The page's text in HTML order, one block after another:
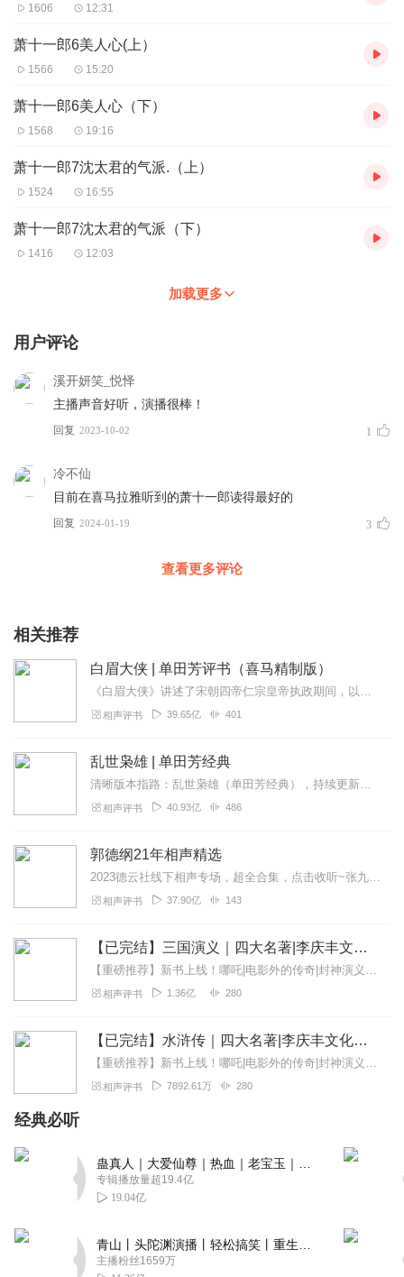
1606 12:31
萧十一郎6美人心(上）
1566 15:20
萧十一郎6美人心（下）
1568 19:16
萧十一郎7沈太君的气派.（上）
1524 16:55
萧十一郎7沈太君的气派（下）
1416 12:03
加载更多
用户评论
溪开妍笑_悦怿
主播声音好听，演播很棒！
回复 2023-10-02 1
冷不仙
目前在喜马拉雅听到的萧十一郎读得最好的
回复 2024-01-19 3
查看更多评论
相关推荐
白眉大侠 | 单田芳评书（喜马精制版）
《白眉大侠》讲述了宋朝四帝仁宗皇帝执政期间，以徐良、白云瑞为书胆，包括七侠、大五义、小五义、小七杰等众开封府校尉，在八王赵德芳、包拯、颜查散等清官的支持下，为保...
相声评书 39.65亿 401
乱世枭雄 | 单田芳经典
清晰版本指路：乱世枭雄（单田芳经典），持续更新中《乱世枭雄》讲的是东北王张作霖和其子少帅张学良的传奇故事，是著名评书艺术家单田芳先生根据大量的历史材料和广为流传...
相声评书 40.93亿 486
郭德纲21年相声精选
2023德云社线下相声专场，超全合集，点击收听~张九龄2023年线下专场，全新上线~孟鹤堂2023年线下专场，爆笑收听~高峰栾云平2023年线下专场，超新首发~...
相声评书 37.90亿 143
【已完结】三国演义｜四大名著|李庆丰文化评书
【重磅推荐】新书上线！哪吒|电影外的传奇|封神演义封神榜精华|李庆丰评书快来点击收听吧~【精品推荐】续西游记（李庆丰文化评书）明朝那些事儿（李庆丰文化评书）...
相声评书 1.36亿 280
【已完结】水浒传｜四大名著|李庆丰文化评书
【重磅推荐】新书上线！哪吒|电影外的传奇|封神演义封神榜精华|李庆丰评书快来点击收听吧~【精品推荐】续西游记（李庆丰文化评书）（新书上线多多支持）明朝那些事...
相声评书 7892.61万 280
经典必听
专辑播放量超19.4亿
19.04亿
主播粉丝1659万